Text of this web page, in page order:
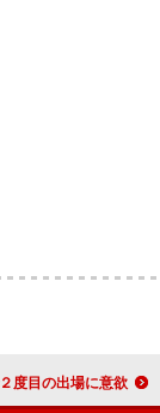
たい」 新バンドで２度目の出場に意欲！？